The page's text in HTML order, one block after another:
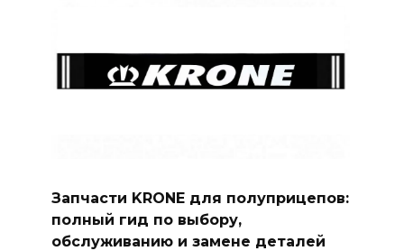
Запчасти KRONE для полуприцепов:
полный гид по выбору,
обслуживанию и замене деталей